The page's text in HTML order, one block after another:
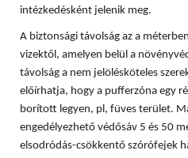
intézkedésként jelenik meg.
A biztonsági távolság az a
vizektől, amelyen belül a
távolság a nem jelölésköteles
előírhatja, hogy a pufferzóna egy
borított legyen, pl, füves terület.
engedélyezhető védősáv 5 és 50
elsodródás-csökkentő szórófejek